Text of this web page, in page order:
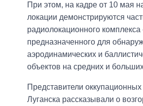
При этом, на кадре от 10 мая
локации демонстрируются
радиолокационного
предназначенного для
аэродинамических и
объектов на средних и
Представители
Луганска рассказывали о